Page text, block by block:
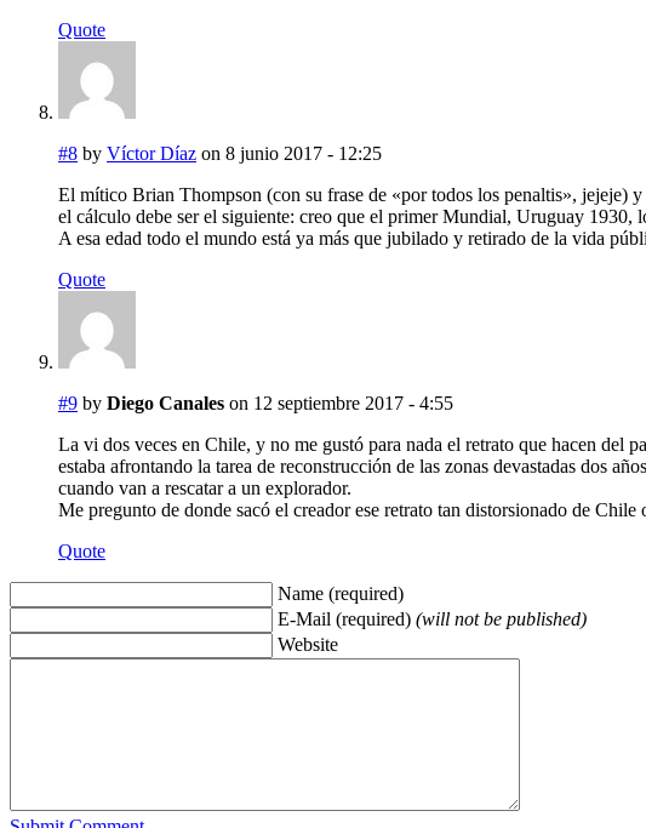
Quote
#8 by Víctor Díaz on 8 junio 2017 - 12:25
El mítico Brian Thompson (con su frase de «por todos los penaltis», jejeje)
el cálculo debe ser el siguiente: creo que el primer Mundial, Uruguay
A esa edad todo el mundo está ya más que jubilado y retirado de la vida
Quote
#9 by Diego Canales on 12 septiembre 2017 - 4:55
La vi dos veces en Chile, y no me gustó para nada el retrato que hacen del
estaba afrontando la tarea de reconstrucción de las zonas devastadas dos
cuando van a rescatar a un explorador.
Me pregunto de donde sacó el creador ese retrato tan distorsionado de
Quote
Name (required)
E-Mail (required) (will not be published)
Website